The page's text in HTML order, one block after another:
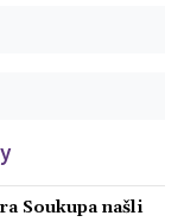
Soukupa našli